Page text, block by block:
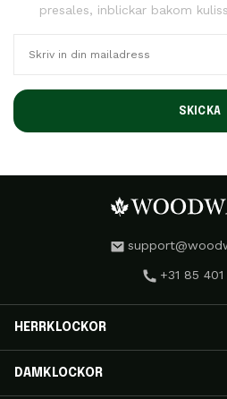
presales, inblickar bakom
SKICKA
+31 85
HERRKLOCKOR
DAMKLOCKOR